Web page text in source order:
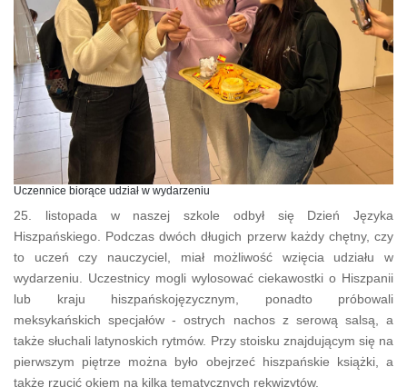
Uczennice biorące udział w wydarzeniu
25. listopada w naszej szkole odbył się Dzień Języka
Hiszpańskiego. Podczas dwóch długich przerw każdy chętny, czy
to uczeń czy nauczyciel, miał możliwość wzięcia udziału w
wydarzeniu. Uczestnicy mogli wylosować ciekawostki o Hiszpanii
lub kraju hiszpańskojęzycznym, ponadto próbowali
meksykańskich specjałów - ostrych nachos z serową salsą, a
także słuchali latynoskich rytmów.
Przy stoisku znajdującym się na
pierwszym piętrze można było obejrzeć hiszpańskie książki, a
także rzucić okiem na kilka tematycznych rekwizytów.